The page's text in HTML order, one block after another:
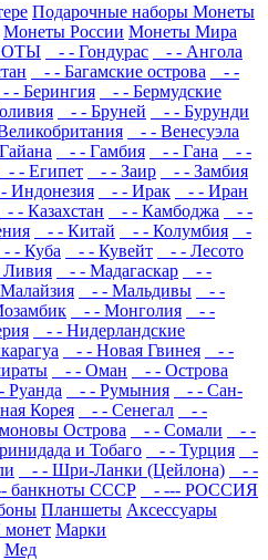
Подарочные наборы Монеты
Монеты России Монеты Мира
- - Гондурас
- - Ангола
- - Багамские острова
- -
- - Берингия
- - Бермудские
- - Бруней
- - Бурунди
- - Венесуэла
- - Гамбия - - Гана
- -
- - Египет - - Заир
- - Замбия
Индонезия - - Ирак
- - Иран
- - Казахстан - - Камбоджа
- -
- - Китай - - Колумбия
-
- - Куба - - Кувейт
- - Лесото
- - Мадагаскар
- -
- - Мальдивы
- -
- - Монголия
- -
- - Нидерландские
- - Новая Гвинея
- -
- - Оман
- - Острова
Руанда - - Румыния
- - Сан-
Корея - - Сенегал
- -
Острова - - Сомали
- -
и Тобаго - - Турция
-
- - Шри-Ланки (Цейлона)
- -
банкноты СССР
- --- РОССИЯ
Планшеты Аксессуары
Марки
Мед